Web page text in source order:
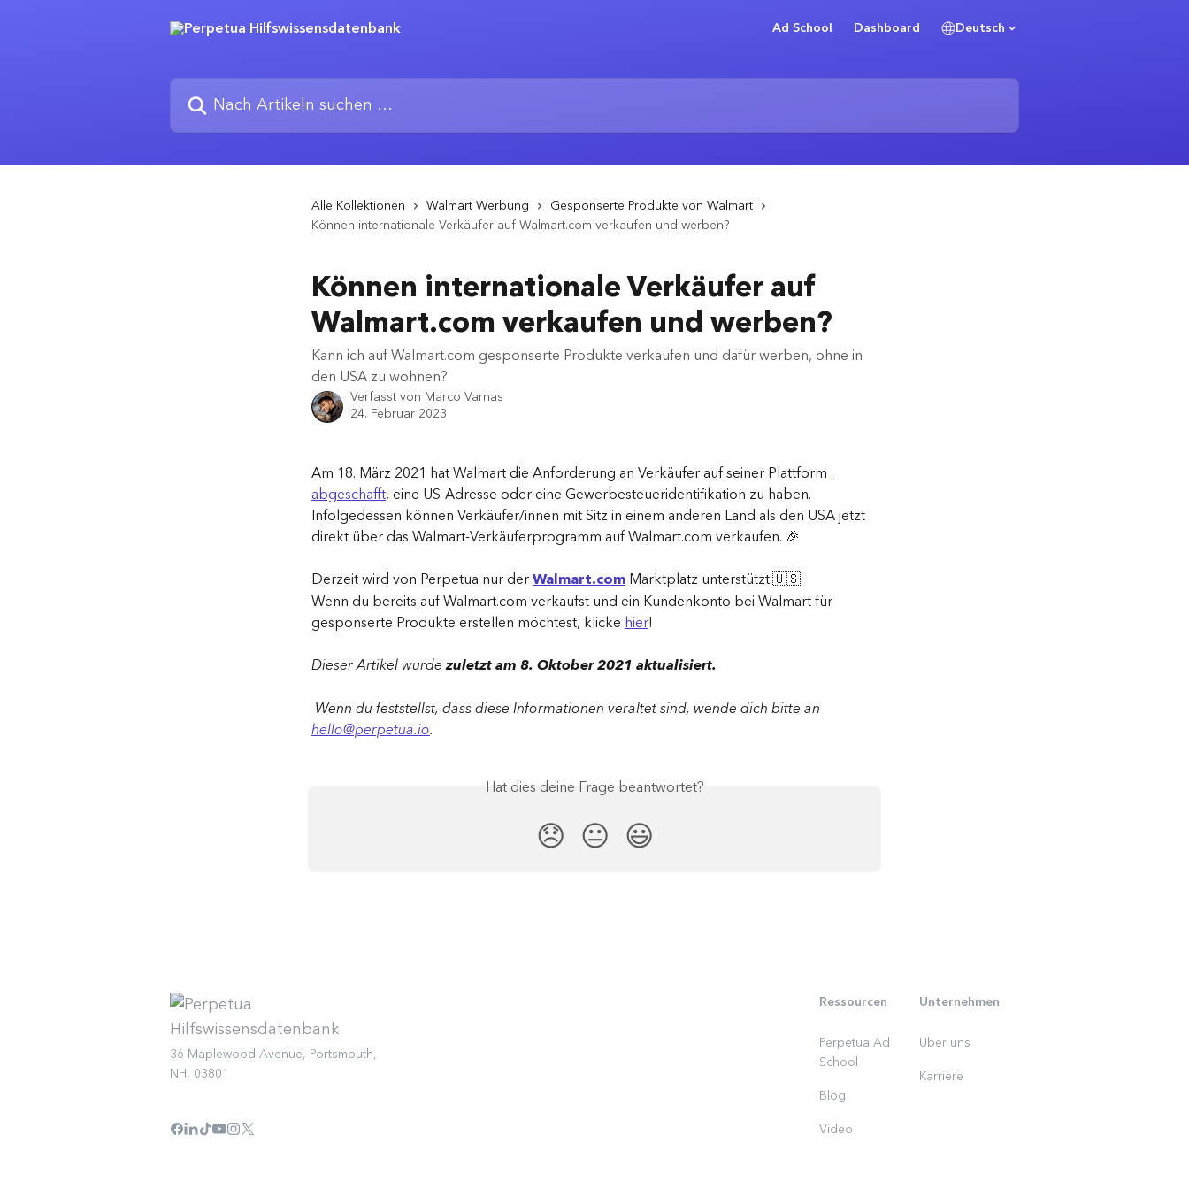
Ad School Dashboard Deutsch
Nach Artikeln suchen …
Alle Kollektionen Walmart Werbung
Gesponserte Produkte von Walmart
Können internationale Verkäufer auf Walmart.com verkaufen und werben?
Können internationale Verkäufer auf
Walmart.com verkaufen und werben?
Kann ich auf Walmart.com gesponserte Produkte verkaufen und dafür werben, ohne in
den USA zu wohnen?
Verfasst von Marco Varnas
24. Februar 2023
Am 18. März 2021 hat Walmart die Anforderung an Verkäufer auf seiner Plattform
abgeschafft, eine US-Adresse oder eine Gewerbesteueridentifikation zu haben.
Infolgedessen können Verkäufer/innen mit Sitz in einem anderen Land als den USA jetzt
direkt über das Walmart-Verkäuferprogramm auf Walmart.com verkaufen. 🎉
Derzeit wird von Perpetua nur der Walmart.com Marktplatz unterstützt.🇺🇸
Wenn du bereits auf Walmart.com verkaufst und ein Kundenkonto bei Walmart für
gesponserte Produkte erstellen möchtest, klicke hier!
Dieser Artikel wurde zuletzt am 8. Oktober 2021 aktualisiert.
Wenn du feststellst, dass diese Informationen veraltet sind, wende dich bitte an
hello@perpetua.io.
Hat dies deine Frage beantwortet?
😞 😐 😃
36 Maplewood Avenue, Portsmouth,
NH, 03801
Ressourcen
Perpetua Ad
School
Blog
Video
Unternehmen
Uber uns
Karriere